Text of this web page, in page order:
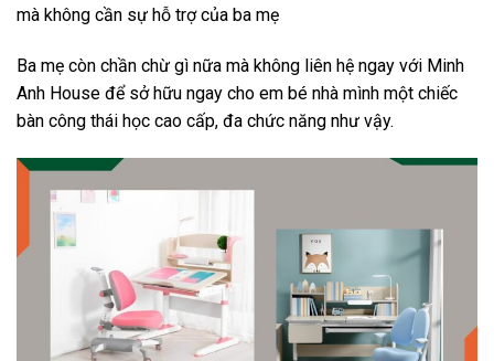
mà không cần sự hỗ trợ của ba mẹ
Ba mẹ còn chần chừ gì nữa mà không liên hệ ngay với Minh
Anh House để sở hữu ngay cho em bé nhà mình một chiếc
bàn công thái học cao cấp, đa chức năng như vậy.